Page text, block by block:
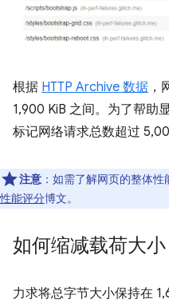
根据 HTTP Archive 数据 ，
1,900 KiB 之间。为了帮助
标记网络请求总数超过
注意 ：如需了解网页的整体
性能评分博文。
如何缩减载荷大小
力求将总字节大小保持在